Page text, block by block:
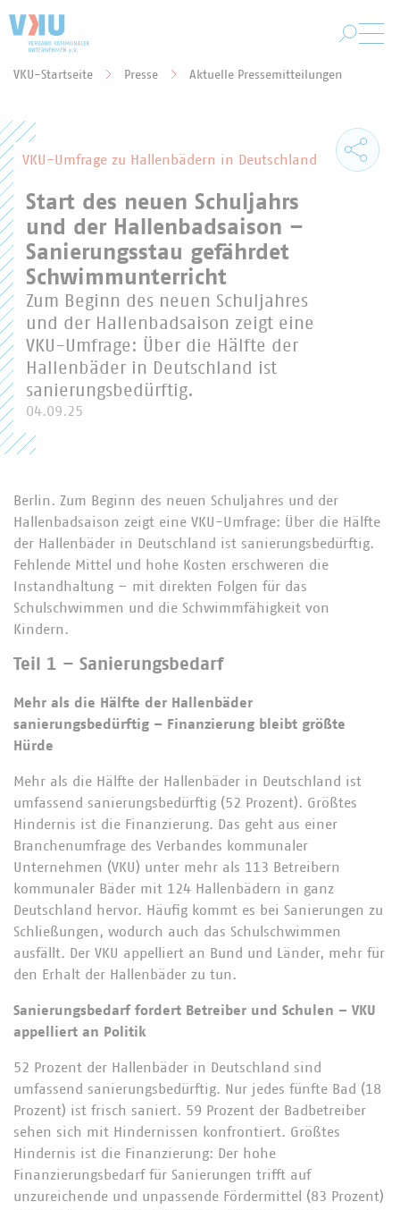
VKU-Startseite Presse Aktuelle Pressemitteilungen
VKU-Umfrage zu Hallenbädern in Deutschland
Start des neuen Schuljahrs
und der Hallenbadsaison –
Sanierungsstau gefährdet
Schwimmunterricht
Zum Beginn des neuen Schuljahres
und der Hallenbadsaison zeigt eine
VKU-Umfrage: Über die Hälfte der
Hallenbäder in Deutschland ist
sanierungsbedürftig.
04.09.25
Berlin. Zum Beginn des neuen Schuljahres und der
Hallenbadsaison zeigt eine VKU-Umfrage: Über die Hälfte
der Hallenbäder in Deutschland ist sanierungsbedürftig.
Fehlende Mittel und hohe Kosten erschweren die
Instandhaltung – mit direkten Folgen für das
Schulschwimmen und die Schwimmfähigkeit von
Kindern.
Teil 1 – Sanierungsbedarf
Mehr als die Hälfte der Hallenbäder
sanierungsbedürftig – Finanzierung bleibt größte
Hürde
Mehr als die Hälfte der Hallenbäder in Deutschland ist
umfassend sanierungsbedürftig (52 Prozent). Größtes
Hindernis ist die Finanzierung. Das geht aus einer
Branchenumfrage des Verbandes kommunaler
Unternehmen (VKU) unter mehr als 113 Betreibern
kommunaler Bäder mit 124 Hallenbädern in ganz
Deutschland hervor. Häufig kommt es bei Sanierungen zu
Schließungen, wodurch auch das Schulschwimmen
ausfällt. Der VKU appelliert an Bund und Länder, mehr für
den Erhalt der Hallenbäder zu tun.
Sanierungsbedarf fordert Betreiber und Schulen – VKU
appelliert an Politik
52 Prozent der Hallenbäder in Deutschland sind
umfassend sanierungsbedürftig. Nur jedes fünfte Bad (18
Prozent) ist frisch saniert. 59 Prozent der Badbetreiber
sehen sich mit Hindernissen konfrontiert. Größtes
Hindernis ist die Finanzierung: Der hohe
Finanzierungsbedarf für Sanierungen trifft auf
unzureichende und unpassende Fördermittel (83 Prozent)